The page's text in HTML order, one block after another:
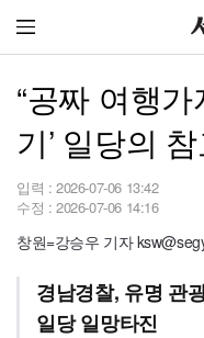
“공짜 여행
기’ 일당의
입력 : 2026-07-06 13:42
수정 : 2026-07-06 14:16
창원=강승우 기자
경남경찰, 유명 관
일당 일망타진